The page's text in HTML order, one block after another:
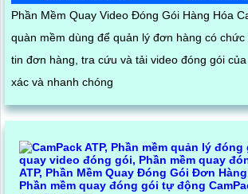
Phần Mềm Quay Video Đóng Gói Hàng Hóa
quàn mềm dùng để quản lý đơn hàng có
tin đơn hàng, tra cứu và tải video đóng gói
xác và nhanh chóng